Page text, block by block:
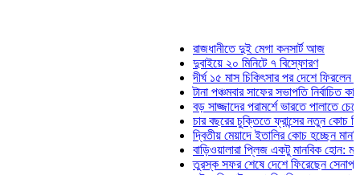
রাজধানীতে দুই মেগা কনসার্ট আজ
দুবাইয়ে ২০ মিনিটে ৭ বিস্ফোরণ
দীর্ঘ ১৫ মাস চিকিৎসার পর দেশে ফিরলেন ইলিয়াস
টানা পঞ্চমবার সাফের সভাপতি নির্বাচিত কাজী
বড় সাজ্জাদের পরামর্শে ভারতে পালাতে
চার বছরের চুক্তিতে ফ্রান্সের নতুন কোচ জিদান
দ্বিতীয় মেয়াদে ইতালির কোচ হচ্ছেন মানচিনি
বাড়িওয়ালারা প্লিজ একটু মানবিক হোন: মনিরা মিঠু
তুরস্ক সফর শেষে দেশে ফিরেছেন সেনাপ্রধান